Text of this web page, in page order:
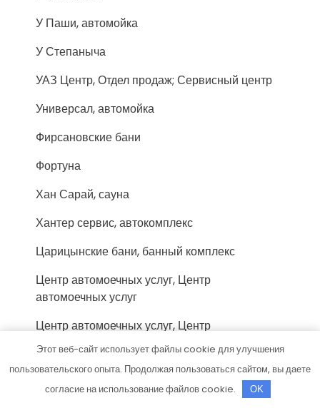
У Паши, автомойка
У Степаныча
УАЗ Центр, Отдел продаж; Сервисный центр
Универсал, автомойка
Фирсановские бани
Фортуна
Хан Сарай, сауна
Хантер сервис, автокомплекс
Царицынские бани, банный комплекс
Центр автомоечных услуг, Центр
автомоечных услуг
Центр автомоечных услуг, Центр
автомоечных услуг
Центр автомоечных услуг, Центр
автомоечных услуг
Этот веб-сайт использует файлы cookie для улучшения
пользовательского опыта. Продолжая пользоваться сайтом, вы даете
согласие на использование файлов cookie.
OK